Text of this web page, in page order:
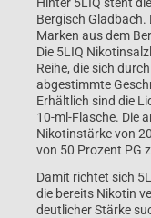
Bergisch
Marken aus dem
Die 5LIQ
Reihe, die sich
abgestimmte
Erhältlich sind die
10-ml-Flasche. Die
Nikotinstärke von
von 50 Prozent PG
Damit richtet sich
die bereits Nikotin
deutlicher Stärke